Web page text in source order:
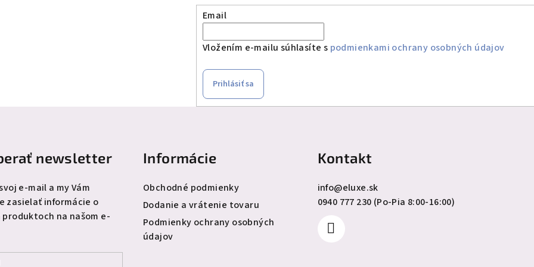
Email
Vložením e-mailu súhlasíte s podmienkami ochrany osobných údajov
Prihlásiť sa
newsletter
e-mail a my Vám
zasielať informácie o
produktoch na našom e-
Informácie
Obchodné podmienky
Dodanie a vrátenie tovaru
Podmienky ochrany osobných
údajov
Kontakt
info@eluxe.sk
0940 777 230 (Po-Pia 8:00-16:00)